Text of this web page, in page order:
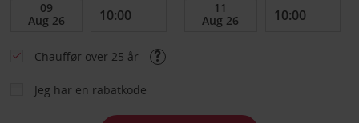
Chauffør over 25 år
Jeg har en rabatkode